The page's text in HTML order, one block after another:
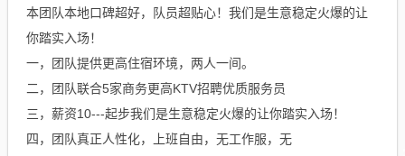
本团队本地口碑超好，队员超贴心！我们是生意稳定火爆的让
你踏实入场！
一，团队提供更高住宿环境，两人一间。
二，团队联合5家商务更高KTV招聘优质服务员
三，薪资10---起步我们是生意稳定火爆的让你踏实入场！
四，团队真正人性化，上班自由，无工作服，无